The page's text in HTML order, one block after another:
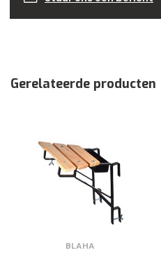
Gerelateerde producten
BLAHA